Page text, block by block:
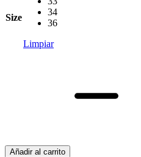
Size
34
36
Limpiar
Añadir al carrito